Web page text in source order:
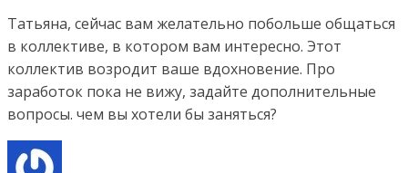
Татьяна, сейчас вам желательно побольше общаться
в коллективе, в котором вам интересно. Этот
коллектив возродит ваше вдохновение. Про
заработок пока не вижу, задайте дополнительные
вопросы. чем вы хотели бы заняться?